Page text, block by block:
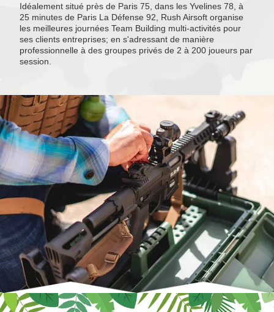
Idéalement situé près de Paris 75, dans les Yvelines 78, à
25 minutes de Paris La Défense 92, Rush Airsoft organise
les meilleures journées Team Building multi-activités pour
ses clients entreprises; en s'adressant de manière
professionnelle à des groupes privés de 2 à 200 joueurs par
session.